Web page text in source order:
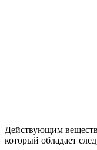
Действующим
который обладает